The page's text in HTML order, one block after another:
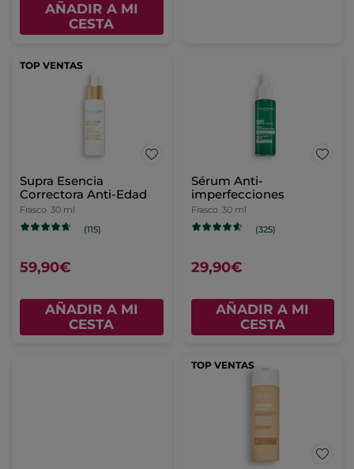
AÑADIR A MI
CESTA
TOP VENTAS
Supra Esencia
Correctora Anti-Edad
Frasco 30 ml
(115)
59,90€
AÑADIR A MI
CESTA
Sérum Anti-
imperfecciones
Frasco 30 ml
(325)
29,90€
AÑADIR A MI
CESTA
TOP VENTAS